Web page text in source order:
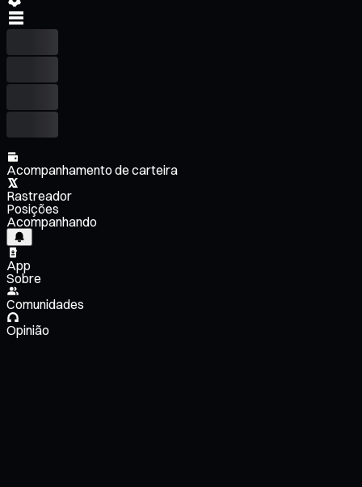
Acompanhamento de carteira
Rastreador
Posições
Acompanhando
App
Sobre
Comunidades
Opinião